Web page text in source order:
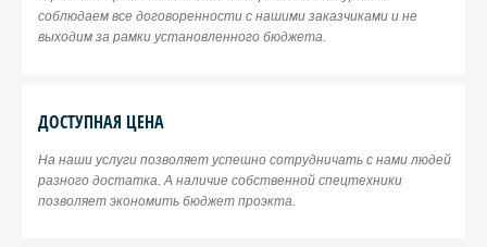
соблюдаем все договоренности с нашими заказчиками и не
выходим за рамки установленного бюджета.
ДОСТУПНАЯ ЦЕНА
На наши услуги позволяет успешно сотрудничать с нами людей
разного достатка. А наличие собственной спецтехники
позволяет экономить бюджет проэкта.